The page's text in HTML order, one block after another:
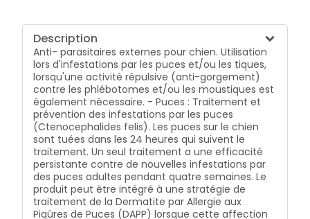
Description
Anti- parasitaires externes pour chien. Utilisation
lors d'infestations par les puces et/ou les tiques,
lorsqu'une activité répulsive (anti-gorgement)
contre les phlébotomes et/ou les moustiques est
également nécessaire. - Puces : Traitement et
prévention des infestations par les puces
(Ctenocephalides felis). Les puces sur le chien
sont tuées dans les 24 heures qui suivent le
traitement. Un seul traitement a une efficacité
persistante contre de nouvelles infestations par
des puces adultes pendant quatre semaines. Le
produit peut être intégré à une stratégie de
traitement de la Dermatite par Allergie aux
Piqûres de Puces (DAPP) lorsque cette affection